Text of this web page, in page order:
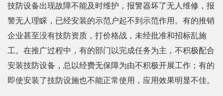
技防设备出现故障不能及时维护，报警器坏了无人维修，报
警无人理睬，已经安装的示范户起不到示范作用。有的推销
企业甚至没有技防资质，打价格战，未经批准和招标乱施
工。在推广过程中，有的部门以完成任务为主，不积极配合
安装技防设备，总以经费无保障为由不积极开展工作；有的
即使安装了技防设施也不能正常使用，应用效果明显不佳。